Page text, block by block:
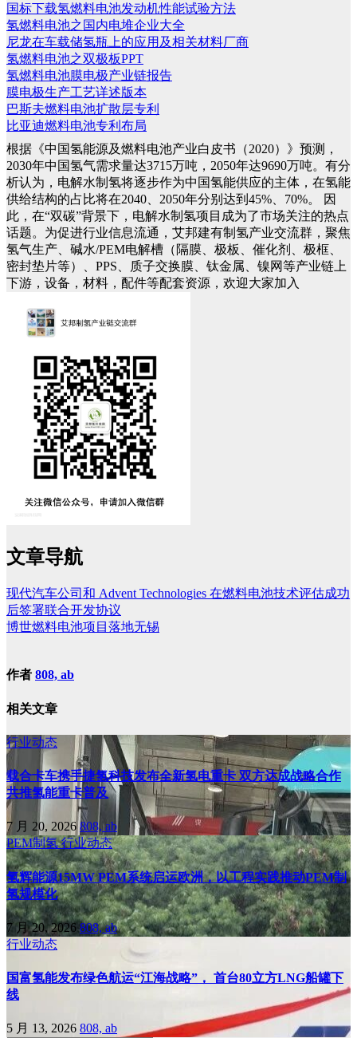
国标下载氢燃料电池发动机性能试验方法
氢燃料电池之国内电堆企业大全
尼龙在车载储氢瓶上的应用及相关材料厂商
氢燃料电池之双极板PPT
氢燃料电池膜电极产业链报告
膜电极生产工艺详述版本
巴斯夫燃料电池扩散层专利
比亚迪燃料电池专利布局
根据《中国氢能源及燃料电池产业白皮书（2020）》预测，
2030年中国氢气需求量达3715万吨，2050年达9690万吨。有分
析认为，电解水制氢将逐步作为中国氢能供应的主体，在氢能
供给结构的占比将在2040、2050年分别达到45%、70%。
因
此，在“双碳”背景下，电解水制氢项目成为了市场关注的热点
话题。为促进行业信息流通，艾邦建有制氢产业交流群，聚焦
氢气生产、碱水/PEM电解槽（隔膜、极板、催化剂、极框、
密封垫片等）、PPS、质子交换膜、钛金属、镍网等产业链上
下游，设备，材料，配件等配套资源，欢迎大家加入
文章导航
现代汽车公司和 Advent Technologies 在燃料电池技术评估成功
后签署联合开发协议
博世燃料电池项目落地无锡
作者 808, ab
相关文章
行业动态
载合卡车携手捷氢科技发布全新氢电重卡 双方达成战略合作
共推氢能重卡普及
7 月 20, 2026 808, ab
PEM制氢行业动态
氢辉能源15MW PEM系统启运欧洲，以工程实践推动PEM制
氢规模化
7 月 20, 2026808, ab
行业动态
国富氢能发布绿色航运“江海战略”， 首台80立方LNG船罐下
线
5 月 13, 2026 808, ab